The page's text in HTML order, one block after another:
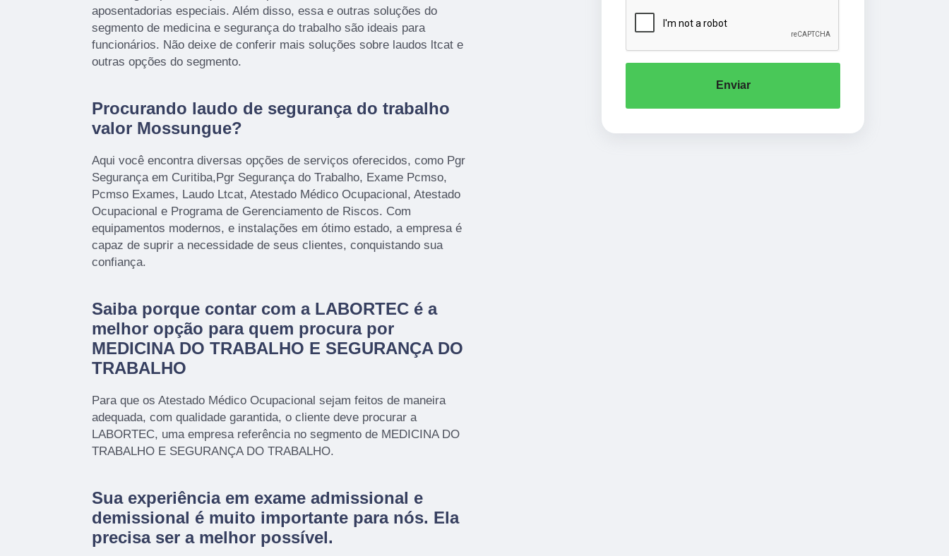
aposentadorias especiais. Além disso, essa e outras soluções do
segmento de medicina e segurança do trabalho são ideais para
funcionários. Não deixe de conferir mais soluções sobre laudos ltcat e
outras opções do segmento.
Procurando laudo de segurança do trabalho
valor Mossungue?
Aqui você encontra diversas opções de serviços oferecidos, como Pgr
Segurança em Curitiba,Pgr Segurança do Trabalho, Exame Pcmso,
Pcmso Exames, Laudo Ltcat, Atestado Médico Ocupacional, Atestado
Ocupacional e Programa de Gerenciamento de Riscos. Com
equipamentos modernos, e instalações em ótimo estado, a empresa é
capaz de suprir a necessidade de seus clientes, conquistando sua
confiança.
Saiba porque contar com a LABORTEC é a
melhor opção para quem procura por
MEDICINA DO TRABALHO E SEGURANÇA DO
TRABALHO
Para que os Atestado Médico Ocupacional sejam feitos de maneira
adequada, com qualidade garantida, o cliente deve procurar a
LABORTEC, uma empresa referência no segmento de MEDICINA DO
TRABALHO E SEGURANÇA DO TRABALHO.
Sua experiência em exame admissional e
demissional é muito importante para nós. Ela
precisa ser a melhor possível.
Enviar